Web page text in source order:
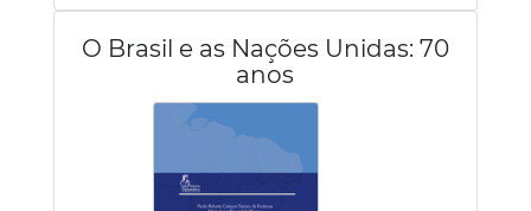
O Brasil e as Nações Unidas: 70
anos